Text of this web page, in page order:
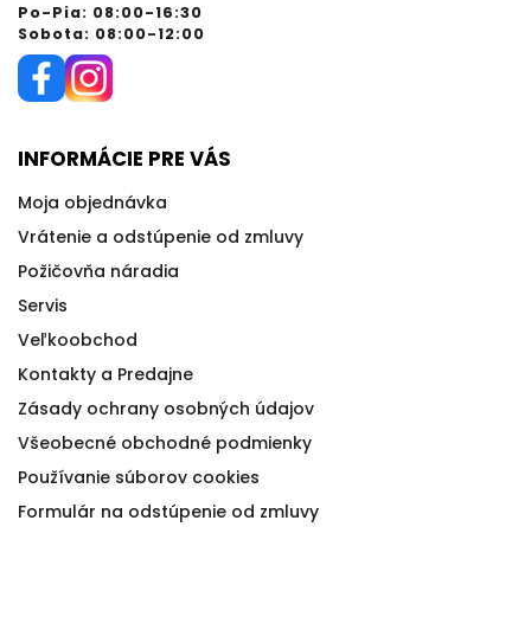
Po-Pia: 08:00-16:30
Sobota: 08:00-12:00
INFORMÁCIE PRE VÁS
Moja objednávka
Vrátenie a odstúpenie od zmluvy
Požičovňa náradia
Servis
Veľkoobchod
Kontakty a Predajne
Zásady ochrany osobných údajov
Všeobecné obchodné podmienky
Používanie súborov cookies
Formulár na odstúpenie od zmluvy